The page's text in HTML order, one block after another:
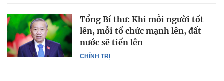
CHÍNH TRỊ
Tổng Bí thư: Khi mỗi người tốt
lên, mỗi tổ chức mạnh lên, đất
nước sẽ tiến lên